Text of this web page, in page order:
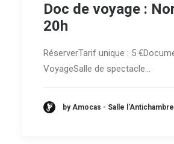
Doc de voyage :
20h
RéserverTarif unique : 5
VoyageSalle de spectacle…
by Amocas - Salle l'Antichambre